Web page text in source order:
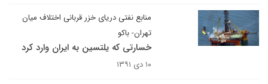
منابع نفتی دریای خزر قربانی اختلاف میان
تهران- باکو
خسارتی که یلتسین به ایران وارد کرد
۱۰ دی ۱۳۹۱